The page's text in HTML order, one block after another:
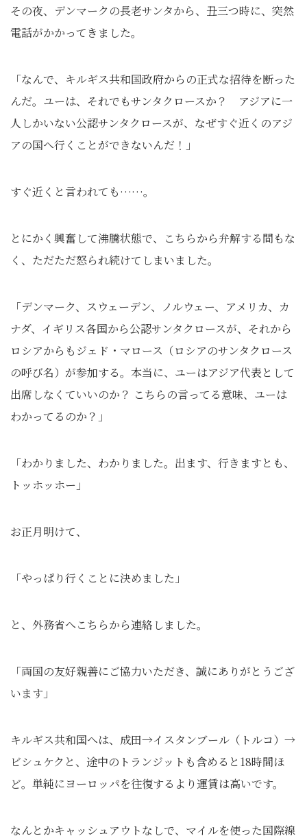
その夜、デンマークの長老サンタから、丑三つ時に、突然
電話がかかってきました。
「なんで、キルギス共和国政府からの正式な招待を断った
んだ。ユーは、それでもサンタクロースか？ アジアに一
人しかいない公認サンタクロースが、なぜすぐ近くのアジ
アの国へ行くことができないんだ！」
すぐ近くと言われても……。
とにかく興奮して沸騰状態で、こちらから弁解する間もな
く、ただただ怒られ続けてしまいました。
「デンマーク、スウェーデン、ノルウェー、アメリカ、カ
ナダ、イギリス各国から公認サンタクロースが、それから
ロシアからもジェド・マロース（ロシアのサンタクロース
の呼び名）が参加する。本当に、ユーはアジア代表として
出席しなくていいのか？ こちらの言ってる意味、ユーは
わかってるのか？」
「わかりました、わかりました。出ます、行きますとも、
トッホッホー」
お正月明けて、
「やっぱり行くことに決めました」
と、外務省へこちらから連絡しました。
「両国の友好親善にご協力いただき、誠にありがとうござ
います」
キルギス共和国へは、成田→イスタンブール（トルコ）→
ビシュケクと、途中のトランジットも含めると18時間ほ
ど。単純にヨーロッパを往復するより運賃は高いです。
なんとかキャッシュアウトなしで、マイルを使った国際線